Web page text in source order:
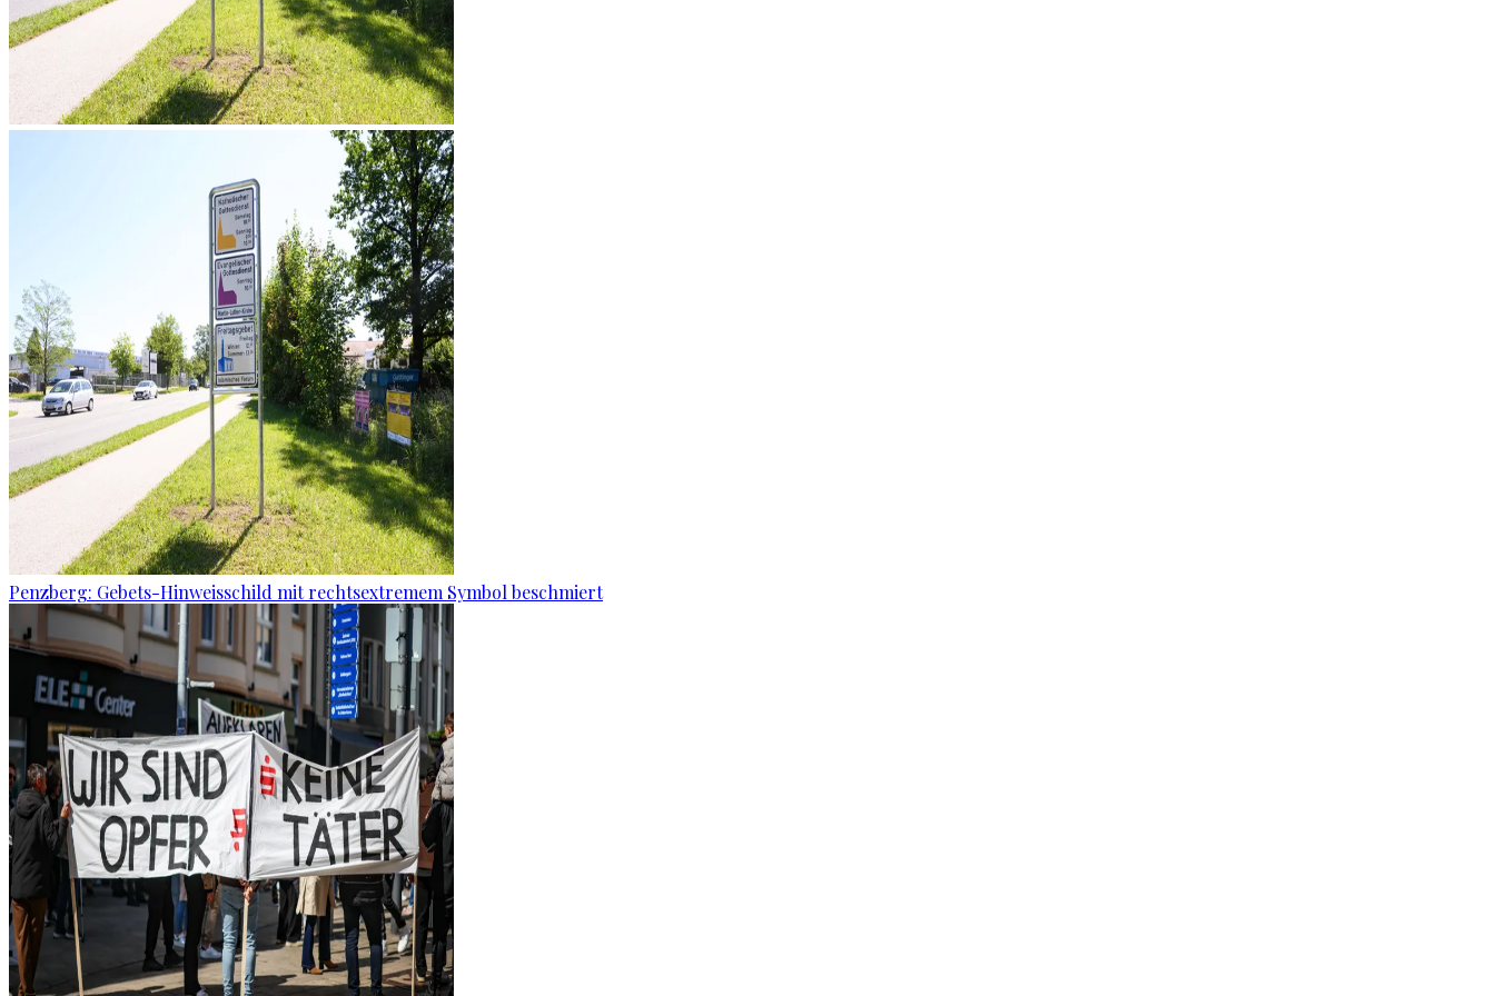
Penzberg: Gebets-Hinweisschild mit rechtsextremem Symbol beschmiert